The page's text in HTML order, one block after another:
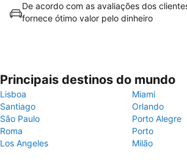
De acordo com as avaliações dos
fornece ótimo valor pelo dinheiro
Principais destinos do mundo
Lisboa
Miami
Santiago
Orlando
São Paulo
Porto Alegre
Roma
Porto
Los Angeles
Milão